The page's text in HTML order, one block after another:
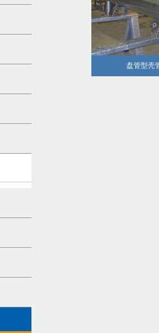
盘管型壳